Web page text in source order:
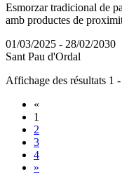
Esmorzar tradicional de
amb productes de
01/03/2025 - 28/02/2030
Sant Pau d'Ordal
Affichage des résultats 1
«
1
2
3
4
»